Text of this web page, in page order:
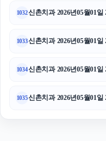
1032신촌치과 2026년05월01
1033신촌치과 2026년05월01
1034신촌치과 2026년05월01
1035신촌치과 2026년05월01